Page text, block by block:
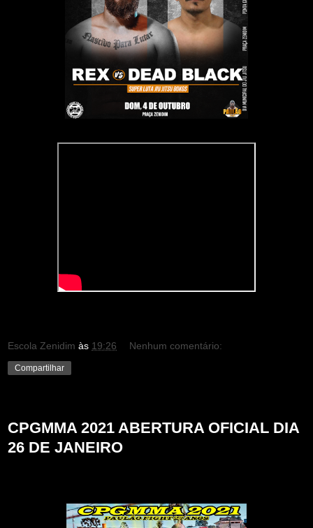
Escola Zenidim às 19:26 Nenhum comentário:
Compartilhar
CPGMMA 2021 ABERTURA OFICIAL DIA
26 DE JANEIRO